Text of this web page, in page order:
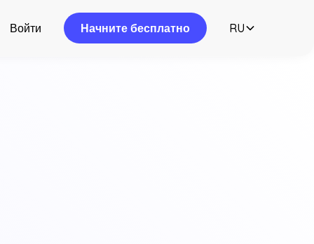
Войти Начните бесплатно RU